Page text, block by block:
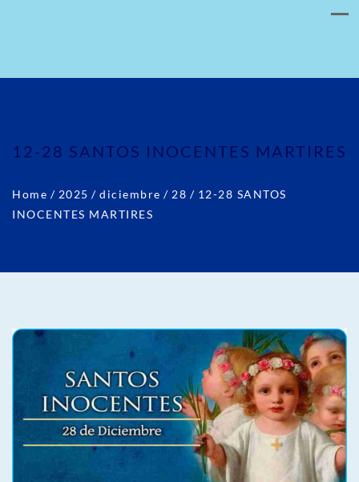
12-28 SANTOS INOCENTES MARTIRES
Home / 2025 / diciembre / 28 / 12-28 SANTOS
INOCENTES MARTIRES